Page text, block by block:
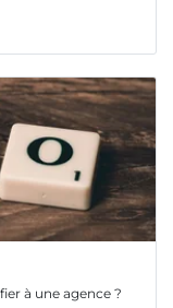
à une agence ?